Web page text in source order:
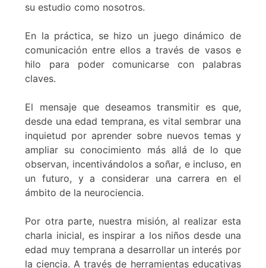
su estudio como nosotros.
En la práctica, se hizo un juego dinámico de
comunicación entre ellos a través de vasos e
hilo para poder comunicarse con palabras
claves.
El mensaje que deseamos transmitir es que,
desde una edad temprana, es vital sembrar una
inquietud por aprender sobre nuevos temas y
ampliar su conocimiento más allá de lo que
observan, incentivándolos a soñar, e incluso, en
un futuro, y a considerar una carrera en el
ámbito de la neurociencia.
Por otra parte, nuestra misión, al realizar esta
charla inicial, es inspirar a los niños desde una
edad muy temprana a desarrollar un interés por
la ciencia. A través de herramientas educativas